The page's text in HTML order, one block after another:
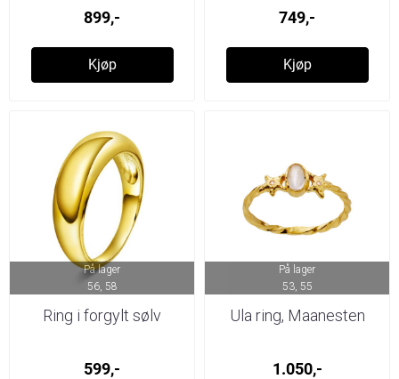
899,-
Kjøp
749,-
Kjøp
På lager
56, 58
Ring i forgylt sølv
599,-
På lager
53, 55
Ula ring, Maanesten
1.050,-